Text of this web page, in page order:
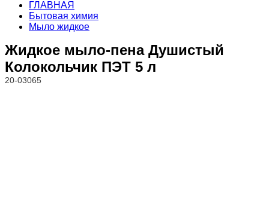
ГЛАВНАЯ
Бытовая химия
Мыло жидкое
Жидкое мыло-пена Душистый
Колокольчик ПЭТ 5 л
20-03065